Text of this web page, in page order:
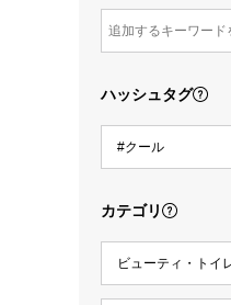
ハッシュタグ
カテゴリ